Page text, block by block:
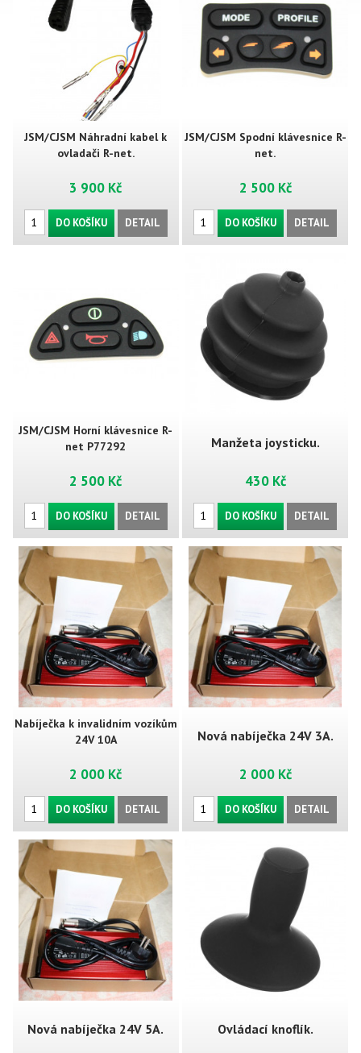
JSM/CJSM Náhradní kabel k
ovladači R-net.
3 900 Kč
DO KOŠÍKU DETAIL
JSM/CJSM Spodní klávesnice R-
net.
2 500 Kč
DO KOŠÍKU DETAIL
JSM/CJSM Horní klávesnice R-
net P77292
2 500 Kč
DO KOŠÍKU DETAIL
Manžeta joysticku.
430 Kč
DO KOŠÍKU DETAIL
Nabíječka k invalidním vozíkům
24V 10A
2 000 Kč
DO KOŠÍKU DETAIL
Nová nabíječka 24V 3A.
2 000 Kč
DO KOŠÍKU DETAIL
Nová nabíječka 24V 5A. Ovládací knoflík.